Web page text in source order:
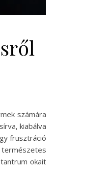
számára
kiabálva
frusztráció
természetes
okait